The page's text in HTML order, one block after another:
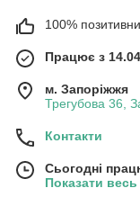
100%
Працює з
м. Запоріжжя
Трегубова 36,
Контакти
Сьогодні
Показати